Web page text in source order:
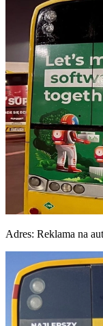
Adres: Reklama na